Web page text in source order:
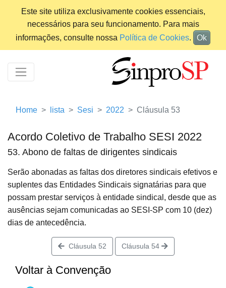
Este site utiliza exclusivamente cookies essenciais,
necessários para seu funcionamento. Para mais
informações, consulte nossa Política de Cookies. Ok
Home lista Sesi 2022 Cláusula 53
Acordo Coletivo de Trabalho SESI 2022
53. Abono de faltas de dirigentes sindicais
Serão abonadas as faltas dos diretores sindicais efetivos e
suplentes das Entidades Sindicais signatárias para que
possam prestar serviços à entidade sindical, desde que as
ausências sejam comunicadas ao SESI-SP com 10 (dez)
dias de antecedência.
Cláusula 52 Cláusula 54
Voltar à Convenção